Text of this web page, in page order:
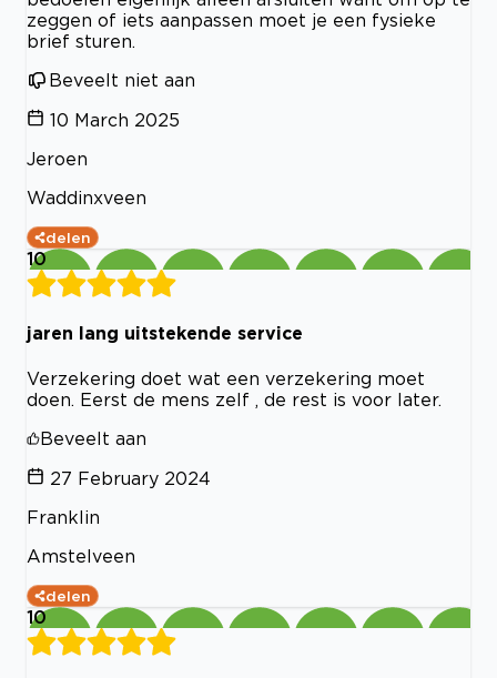
zeggen of iets aanpassen moet je een fysieke
brief sturen.
Beveelt niet aan
10 March 2025
Jeroen
Waddinxveen
delen
10
jaren lang uitstekende service
Verzekering doet wat een verzekering moet
doen. Eerst de mens zelf , de rest is voor later.
Beveelt aan
27 February 2024
Franklin
Amstelveen
delen
10